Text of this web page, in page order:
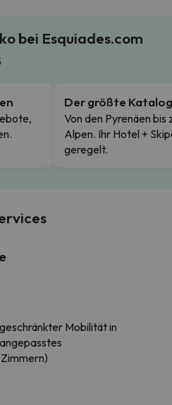
bei Esquiades.com
Der größte Katalog
Von den Pyrenäen bis
Alpen. Ihr Hotel +
geregelt.
Mobilität in